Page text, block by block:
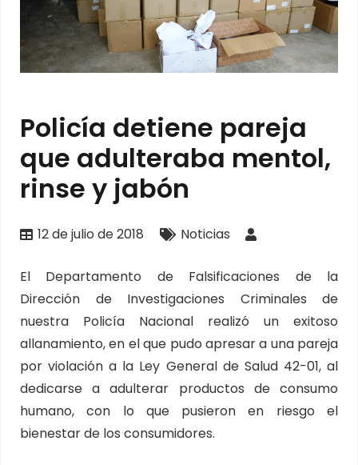
Policía detiene pareja
que adulteraba mentol,
rinse y jabón
12 de julio de 2018 Noticias
El Departamento de Falsificaciones de la
Dirección de Investigaciones Criminales de
nuestra Policía Nacional realizó un exitoso
allanamiento, en el que pudo apresar a una pareja
por violación a la Ley General de Salud 42-01, al
dedicarse a adulterar productos de consumo
humano, con lo que pusieron en riesgo el
bienestar de los consumidores.